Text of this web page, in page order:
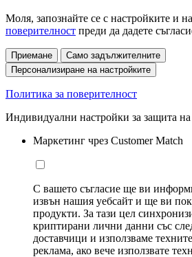
Моля, запознайте се с настройките и
поверителност преди да дадете
Приемане
Само задължителните
Персонализиране на настройките
Политика за поверителност
Индивидуални настройки за защита
Маркетинг чрез Customer Match
С вашето съгласие ще ви
извън нашия уебсайт и ще ви
продукти. За тази цел
криптирани лични данни със
доставчици и използваме
реклама, ако вече използвате